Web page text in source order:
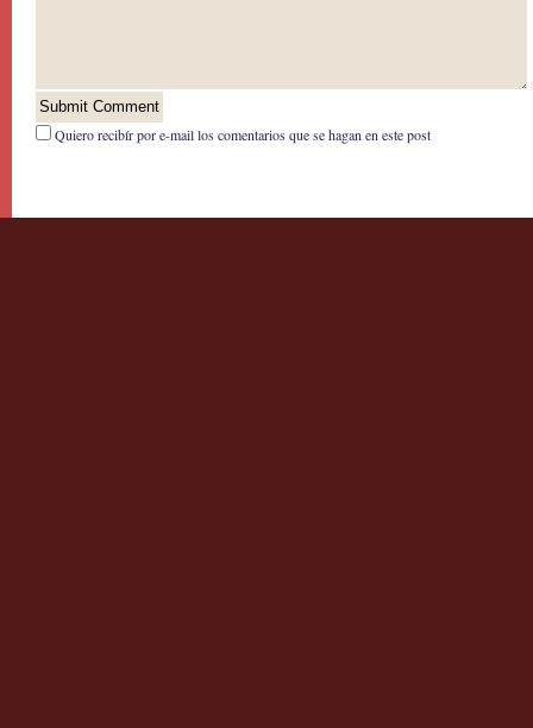
Quiero recibír por e-mail los comentarios que se hagan en este post